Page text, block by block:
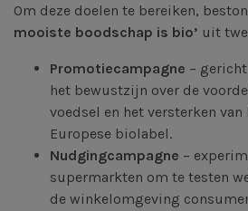
Om deze doelen te bereiken,
mooiste boodschap is bio’ uit
Promotiecampagne –
het bewustzijn over de
voedsel en het versterken
Europese biolabel.
Nudgingcampagne –
supermarkten om te testen
de winkelomgeving